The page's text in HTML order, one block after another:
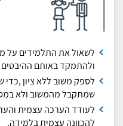
לשאול את התלמידים על
ולהתמקד באותם ההיבטים
לספק משוב ללא ציון ,כדי
שמתקבל מהמשוב ולא
לעודד הערכה עצמית
להכוונה עצמית בלמידה.